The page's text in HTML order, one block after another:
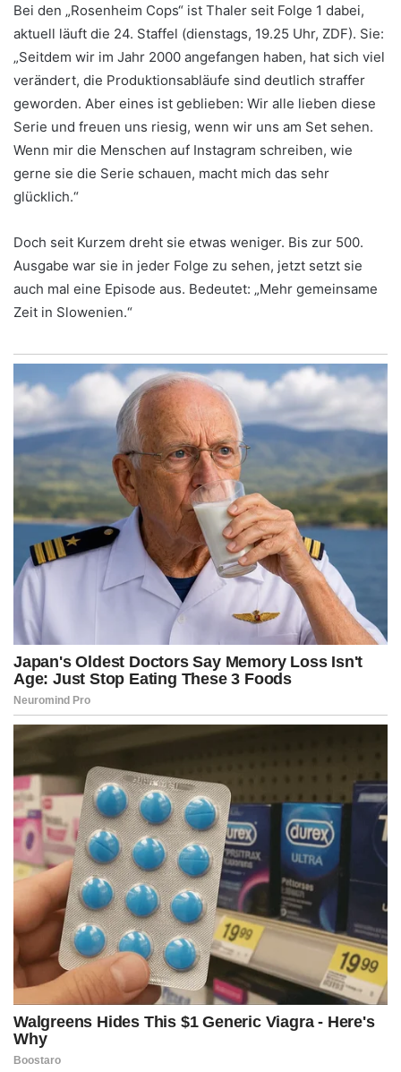
Bei den „Rosenheim Cops“ ist Thaler seit Folge 1 dabei,
aktuell läuft die 24. Staffel (dienstags, 19.25 Uhr, ZDF). Sie:
„Seitdem wir im Jahr 2000 angefangen haben, hat sich viel
verändert, die Produktionsabläufe sind deutlich straffer
geworden. Aber eines ist geblieben: Wir alle lieben diese
Serie und freuen uns riesig, wenn wir uns am Set sehen.
Wenn mir die Menschen auf Instagram schreiben, wie
gerne sie die Serie schauen, macht mich das sehr
glücklich.“
Doch seit Kurzem dreht sie etwas weniger. Bis zur 500.
Ausgabe war sie in jeder Folge zu sehen, jetzt setzt sie
auch mal eine Episode aus. Bedeutet: „Mehr gemeinsame
Zeit in Slowenien.“